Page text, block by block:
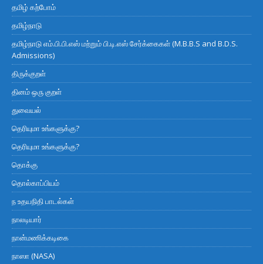
தமிழ் கற்போம்
தமிழ்நாடு
தமிழ்நாடு எம்.பி.பி.எஸ் மற்றும் பி.டி.எஸ் சேர்க்கைகள் (M.B.B.S and B.D.S.
Admissions)
திருக்குறள்
தினம் ஒரு குறள்
துவையல்
தெரியுமா உங்களுக்கு?
தெரியுமா உங்களுக்கு?
தொக்கு
தொல்காப்பியம்
ந உதயநிதி பாடல்கள்
நாலடியார்
நான்மணிக்கடிகை
நாஸா (NASA)